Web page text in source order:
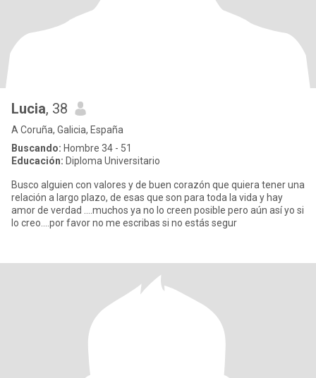
Lucia, 38
A Coruña, Galicia, España
Buscando: Hombre 34 - 51
Educación: Diploma Universitario
Busco alguien con valores y de buen corazón que quiera tener una
relación a largo plazo, de esas que son para toda la vida y hay
amor de verdad ....muchos ya no lo creen posible pero aún así yo si
lo creo....por favor no me escribas si no estás segur